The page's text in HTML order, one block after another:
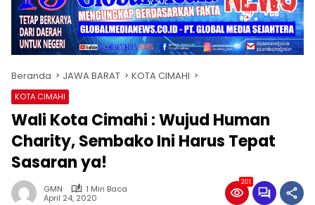
Beranda JAWA BARAT KOTA CIMAHI
KOTA CIMAHI
Wali Kota Cimahi : Wujud Human
Charity, Sembako Ini Harus Tepat
Sasaran ya!
GMN
1 Min Baca
April 24, 2020
201